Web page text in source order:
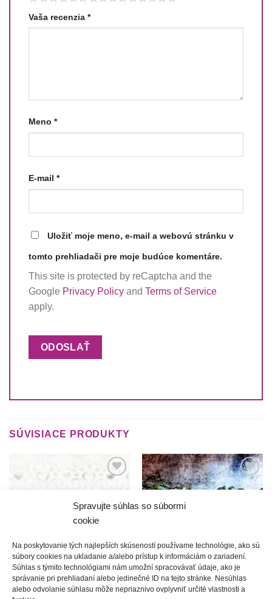
Spravujte súhlas so súbormi
cookie
Na poskytovanie tých najlepších skúseností používame technológie, ako sú
súbory cookies na ukladanie a/alebo prístup k informáciám o zariadení.
Súhlas s týmito technológiami nám umožní spracovávať údaje, ako je
správanie pri prehliadaní alebo jedinečné ID na tejto stránke. Nesúhlas
alebo odvolanie súhlasu môže nepriaznivo ovplyvniť určité vlastnosti a
Vaša recenzia *
Meno *
E-mail *
Uložiť moje meno, e-mail a webovú stránku v
tomto prehliadači pre moje budúce komentáre.
This site is protected by reCaptcha and the
Google Privacy Policy and Terms of Service
apply.
SÚVISIACE PRODUKTY
si prosím
Barance | ružový šitý náramok
Túto
Veselica | obručový široký